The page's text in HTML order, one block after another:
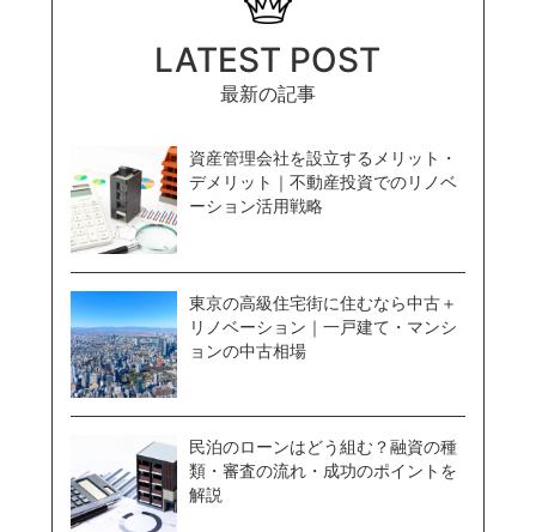
LATEST POST
最新の記事
資産管理会社を設立するメリット・
デメリット｜不動産投資でのリノベ
ーション活用戦略
東京の高級住宅街に住むなら中古＋
リノベーション｜一戸建て・マンシ
ョンの中古相場
民泊のローンはどう組む？融資の種
類・審査の流れ・成功のポイントを
解説